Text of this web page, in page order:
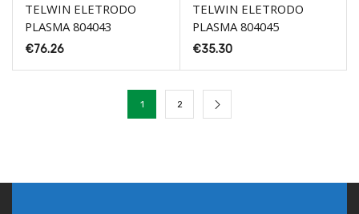
TELWIN ELETRODO
PLASMA 804043
€76.26
TELWIN ELETRODO
PLASMA 804045
€35.30
1 2